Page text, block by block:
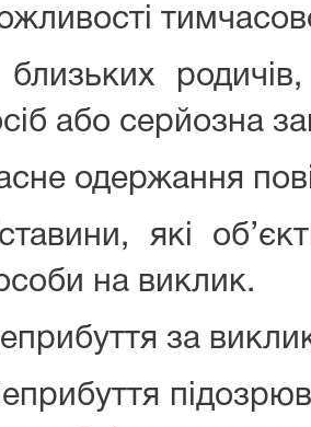
або серйозна
одержання
які
на виклик.
за